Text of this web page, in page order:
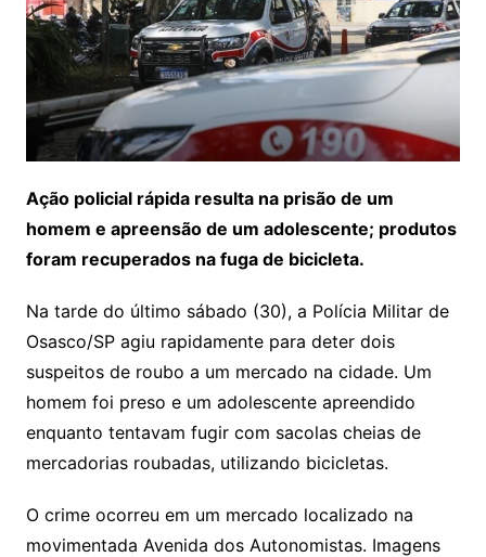
Ação policial rápida resulta na prisão de um
homem e apreensão de um adolescente; produtos
foram recuperados na fuga de bicicleta.
Na tarde do último sábado (30), a Polícia Militar de
Osasco/SP agiu rapidamente para deter dois
suspeitos de roubo a um mercado na cidade. Um
homem foi preso e um adolescente apreendido
enquanto tentavam fugir com sacolas cheias de
mercadorias roubadas, utilizando bicicletas.
O crime ocorreu em um mercado localizado na
movimentada Avenida dos Autonomistas. Imagens